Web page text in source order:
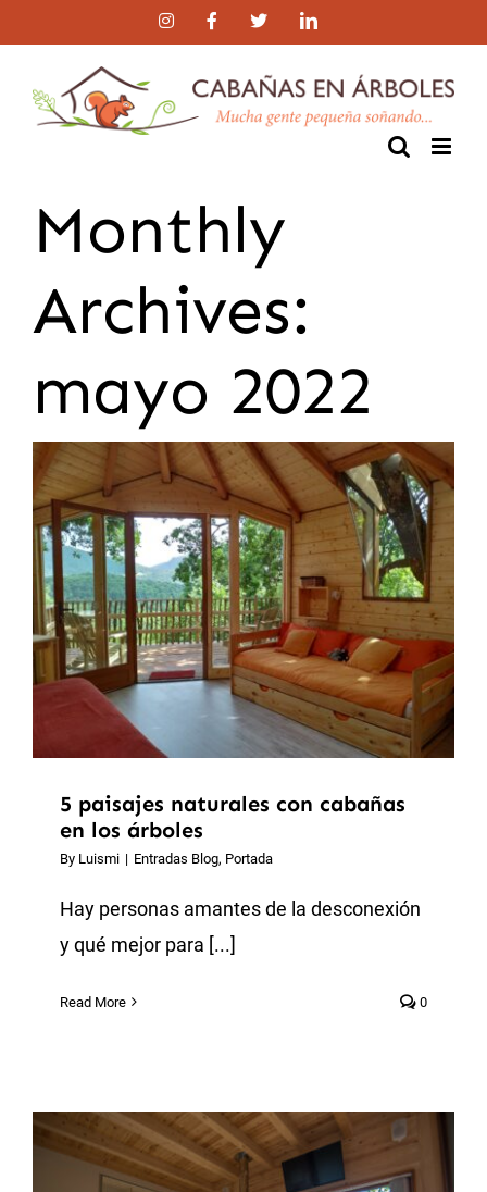
content
InstagramFacebookTwitterLinkedIn
Monthly
Archives:
mayo 2022
5 paisajes naturales con cabañas
en los árboles
By Luismi | Entradas Blog, Portada
Hay personas amantes de la desconexión
y qué mejor para [...]
Read More 0